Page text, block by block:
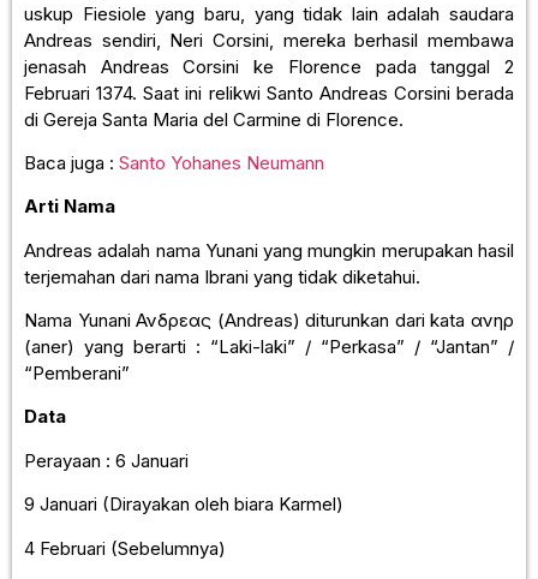
uskup Fiesiole yang baru, yang tidak lain adalah saudara
Andreas sendiri, Neri Corsini, mereka berhasil membawa
jenasah Andreas Corsini ke Florence pada tanggal 2
Februari 1374. Saat ini relikwi Santo Andreas Corsini berada
di Gereja Santa Maria del Carmine di Florence.
Baca juga : Santo Yohanes Neumann
Arti Nama
Andreas adalah nama Yunani yang mungkin merupakan hasil
terjemahan dari nama Ibrani yang tidak diketahui.
Nama Yunani Ανδρεας (Andreas) diturunkan dari kata ανηρ
(aner) yang berarti : “Laki-laki” / “Perkasa” / “Jantan” /
“Pemberani”
Data
Perayaan : 6 Januari
9 Januari (Dirayakan oleh biara Karmel)
4 Februari (Sebelumnya)